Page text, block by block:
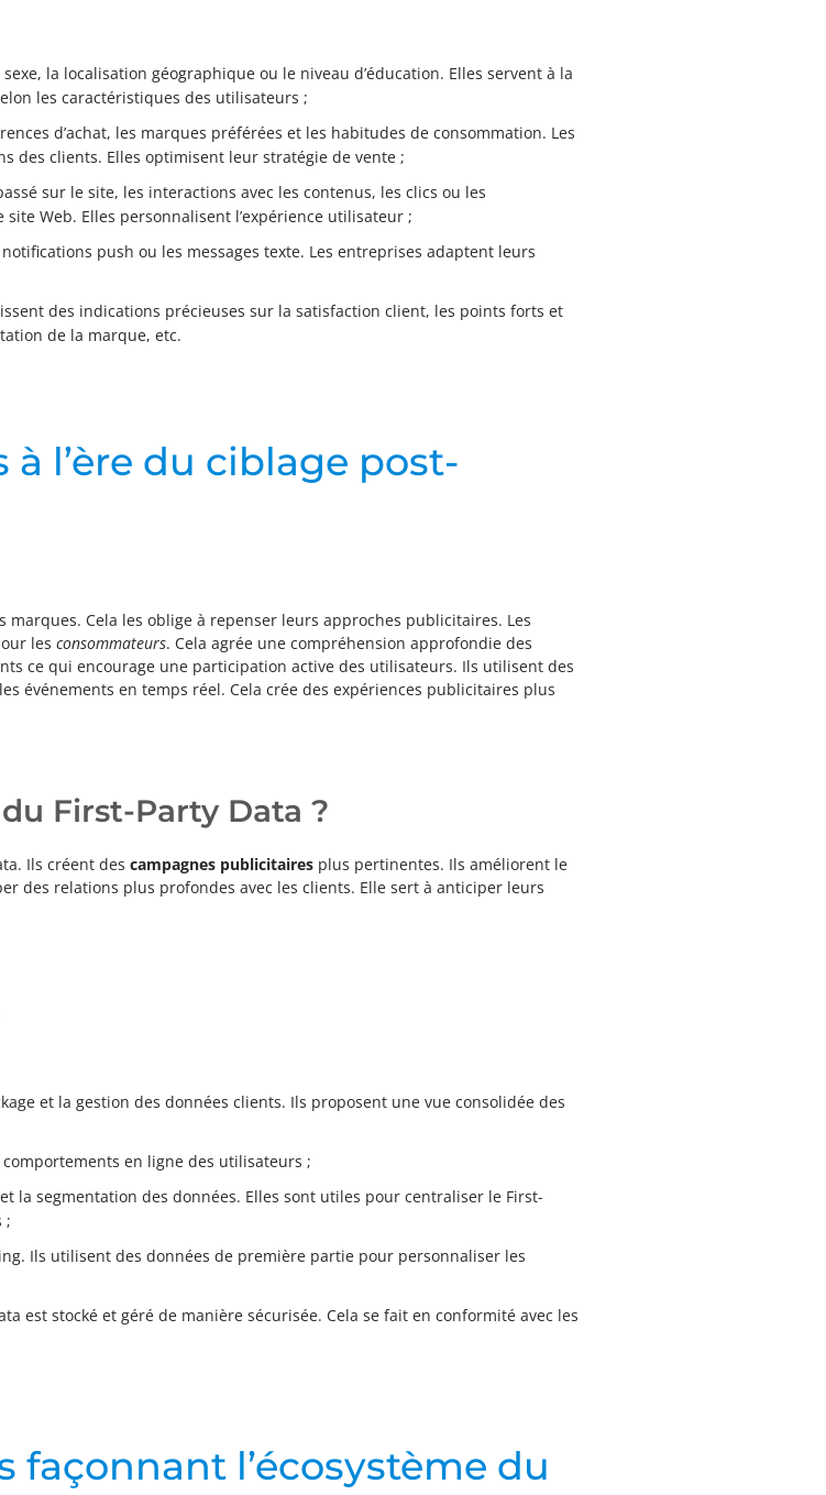
la localisation géographique ou le niveau d’éducation. Elles servent à la
les caractéristiques des utilisateurs ;
d’achat, les marques préférées et les habitudes de consommation. Les
des clients. Elles optimisent leur stratégie de vente ;
sur le site, les interactions avec les contenus, les clics ou les
Web. Elles personnalisent l’expérience utilisateur ;
push ou les messages texte. Les entreprises adaptent leurs
des indications précieuses sur la satisfaction client, les points forts et
de la marque, etc.
l’ère du ciblage post-
Cela les oblige à repenser leurs approches publicitaires. Les
les consommateurs. Cela agrée une compréhension approfondie des
ce qui encourage une participation active des utilisateurs. Ils utilisent des
événements en temps réel. Cela crée des expériences publicitaires plus
First-Party Data ?
Ils créent des campagnes publicitaires plus pertinentes. Ils améliorent le
des relations plus profondes avec les clients. Elle sert à anticiper leurs
et la gestion des données clients. Ils proposent une vue consolidée des
comportements en ligne des utilisateurs ;
la segmentation des données. Elles sont utiles pour centraliser le First-
;
Ils utilisent des données de première partie pour personnaliser les
est stocké et géré de manière sécurisée. Cela se fait en conformité avec les
l’écosystème du